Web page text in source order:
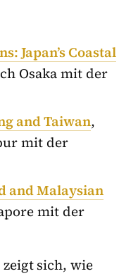
Japan’s Coastal
Osaka mit der
and Taiwan,
mit der
and Malaysian
mit der
sich, wie